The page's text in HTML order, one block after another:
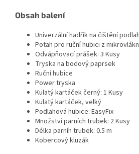
Obsah balení
Univerzální hadřík na čištění podlah
Potah pro ruční hubici z
Odvápňovací prášek: 3 Kusy
Tryska na bodový paprsek
Ruční hubice
Power tryska
Kulatý kartáček černý: 1 Kusy
Kulatý kartáček, velký
Podlahová hubice: EasyFix
Množství parních trubek: 2 Kusy
Délka parníh trubek: 0.5 m
Kobercový kluzák